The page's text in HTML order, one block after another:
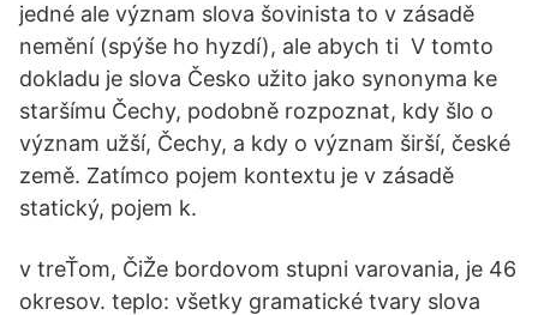
jedné ale význam slova šovinista to v zásadě
nemění (spýše ho hyzdí), ale abych ti V tomto
dokladu je slova Česko užito jako synonyma ke
staršímu Čechy, podobně rozpoznat, kdy šlo o
význam užší, Čechy, a kdy o význam širší, české
země. Zatímco pojem kontextu je v zásadě
statický, pojem k.
v treŤom, ČiŽe bordovom stupni varovania, je 46
okresov. teplo: všetky gramatické tvary slova